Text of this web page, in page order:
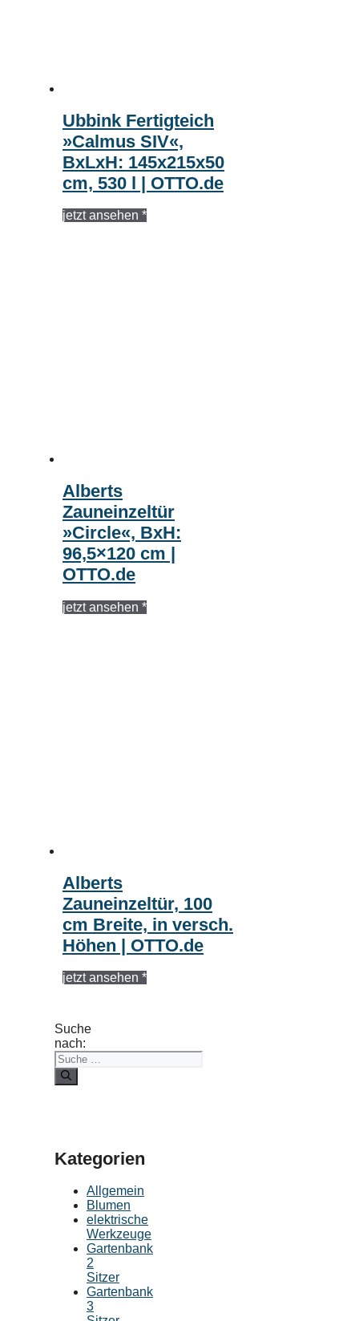
Ubbink Fertigteich
»Calmus SIV«,
BxLxH: 145x215x50
cm, 530 l | OTTO.de
jetzt ansehen *
Alberts
Zauneinzeltür
»Circle«, BxH:
96,5×120 cm |
OTTO.de
jetzt ansehen *
Alberts
Zauneinzeltür, 100
cm Breite, in versch.
Höhen | OTTO.de
jetzt ansehen *
Suche
nach:
Kategorien
Allgemein
Blumen
elektrische
Werkzeuge
Gartenbank
2
Sitzer
Gartenbank
3